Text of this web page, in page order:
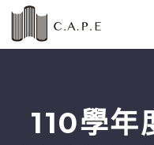
110學年